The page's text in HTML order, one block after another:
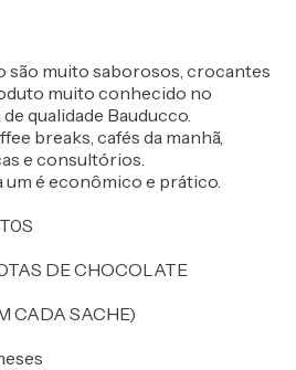
são muito saborosos, crocantes
muito conhecido no
qualidade Bauducco.
breaks, cafés da manhã,
e consultórios.
um é econômico e prático.
DE CHOCOLATE
CADA SACHE)